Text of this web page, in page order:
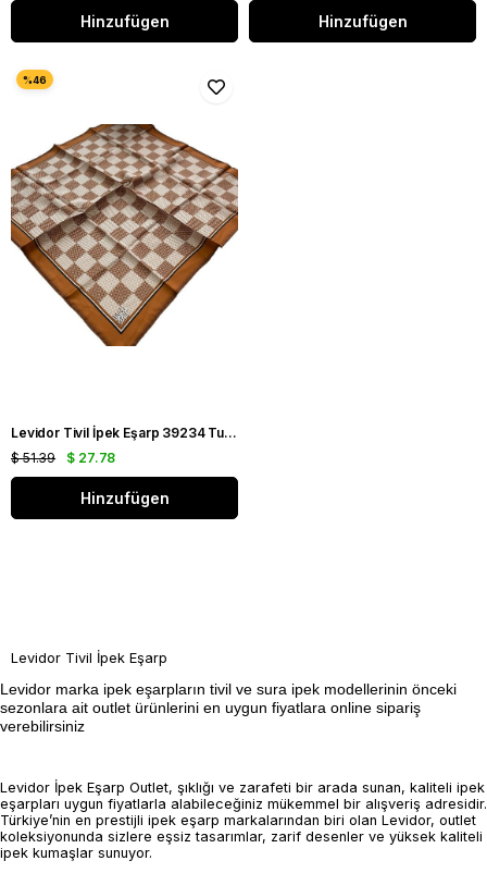
Hinzufügen Hinzufügen
Levidor Tivil İpek Eşarp 39234 Turuncu Karışık Desen
$ 27.78
$ 51.39
Hinzufügen
Levidor Tivil İpek Eşarp
Levidor marka ipek eşarpların tivil ve sura ipek modellerinin önceki
sezonlara ait outlet ürünlerini en uygun fiyatlara online sipariş
verebilirsiniz
Levidor İpek Eşarp Outlet, şıklığı ve zarafeti bir arada sunan, kaliteli ipek
eşarpları uygun fiyatlarla alabileceğiniz mükemmel bir alışveriş adresidir.
Türkiye’nin en prestijli ipek eşarp markalarından biri olan Levidor, outlet
koleksiyonunda sizlere eşsiz tasarımlar, zarif desenler ve yüksek kaliteli
ipek kumaşlar sunuyor.